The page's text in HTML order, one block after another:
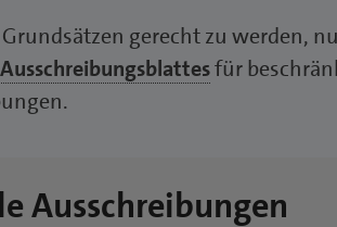
gerecht zu werden,
für
Ausschreibungen